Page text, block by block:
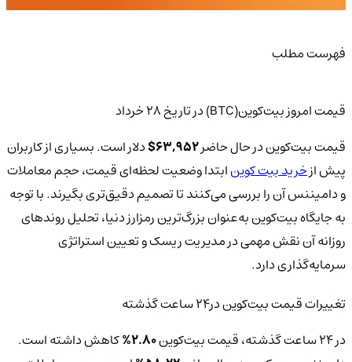
فهرست مطلب
قیمت امروز بیت‌کوین(BTC) در تاریخ ۲۸ خرداد
قیمت بیت‌کوین در حال حاضر63,952$ دلار است. بسیاری از کاربران
پیش ازخرید بیت کوینابتدا وضعیت لحظه‌ای قیمت، حجم معاملات
و دامیننس آن را بررسی می‌کنند تا تصمیم دقیق‌تری بگیرند. با توجه
به جایگاه بیت‌کوین به‌عنوان بزرگ‌ترین رمز‌ارز دنیا، تحلیل روندهای
روزانه آن نقش مهمی در مدیریت ریسک و تعیین استراتژی
سرمایه‌گذاری دارد.
تغییرات قیمت بیت‌کوین‌ در24 ساعت گذشته
در 24 ساعت گذشته، قیمت بیت‌کوین
2.80% کاهش داشته است.